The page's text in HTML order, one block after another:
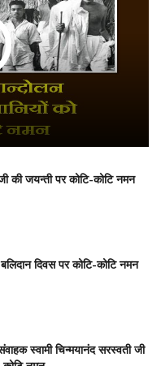
की जयन्ती पर कोटि-कोटि नमन
दिवस पर कोटि-कोटि नमन
स्वामी चिन्मयानंद सरस्वती जी